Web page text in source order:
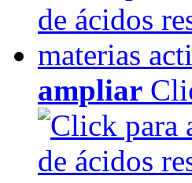
ampliar